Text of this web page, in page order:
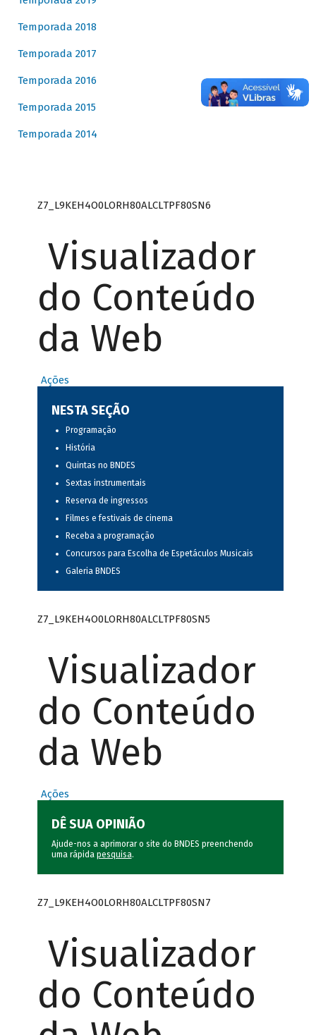
Temporada 2018
Temporada 2017
Temporada 2016
Temporada 2015
Temporada 2014
Z7_L9KEH4O0LORH80ALCLTPF80SN6
Visualizador
do Conteúdo
da Web
Ações
NESTA SEÇÃO
Programação
História
Quintas no BNDES
Sextas instrumentais
Reserva de ingressos
Filmes e festivais de cinema
Receba a programação
Concursos para Escolha de Espetáculos Musicais
Galeria BNDES
Z7_L9KEH4O0LORH80ALCLTPF80SN5
Visualizador
do Conteúdo
da Web
Ações
DÊ SUA OPINIÃO
Ajude-nos a aprimorar o site do BNDES preenchendo
uma rápida pesquisa.
Z7_L9KEH4O0LORH80ALCLTPF80SN7
Visualizador
do Conteúdo